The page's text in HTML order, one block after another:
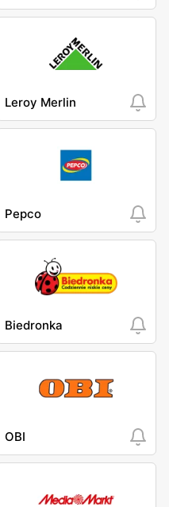
Leroy Merlin
Pepco
Biedronka
OBI